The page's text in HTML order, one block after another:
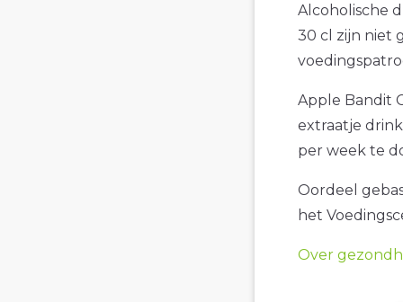
Alcoholische
30 cl zijn niet
Apple Bandit
extraatje
per week te
Oordeel
het
Over